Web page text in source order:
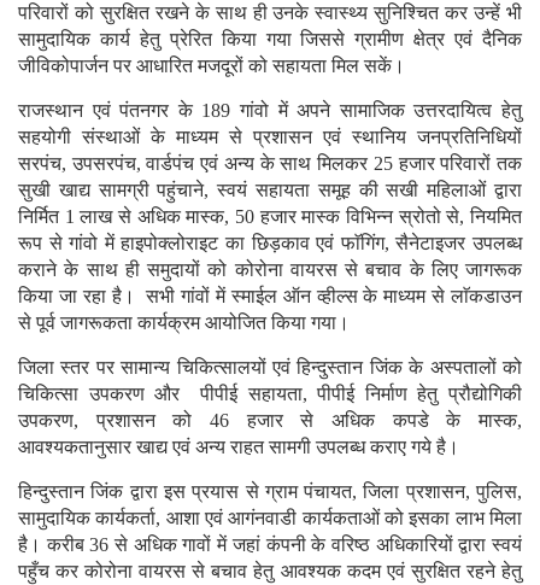
परिवारों को सुरक्षित रखने के साथ ही उनके स्वास्थ्य सुनिश्चित कर उन्हें भी
सामुदायिक कार्य हेतु प्रेरित किया गया जिससे ग्रामीण क्षेत्र एवं दैनिक
जीविकोपार्जन पर आधारित मजदूरों को सहायता मिल सकें।
राजस्थान एवं पंतनगर के 189 गांवो में अपने सामाजिक उत्तरदायित्व हेतु
सहयोगी संस्थाओं के माध्यम से प्रशासन एवं स्थानिय जनप्रतिनिधियों
सरपंच, उपसरपंच, वार्डपंच एवं अन्य के साथ मिलकर 25 हजार परिवारों तक
सुखी खाद्य सामग्री पहुंचाने, स्वयं सहायता समूह की सखी महिलाओं द्वारा
निर्मित 1 लाख से अधिक मास्क, 50 हजार मास्क विभिन्न स्रोतो से, नियमित
रूप से गांवो में हाइपोक्लोराइट का छिड़काव एवं फाॅगिंग, सैनेटाइजर उपलब्ध
कराने के साथ ही समुदायों को कोरोना वायरस से बचाव के लिए जागरूक
किया जा रहा है। सभी गांवों में स्माईल ऑन व्हील्स के माध्यम से लाॅकडाउन
से पूर्व जागरूकता कार्यक्रम आयोजित किया गया।
जिला स्तर पर सामान्य चिकित्सालयों एवं हिन्दुस्तान जिंक के अस्पतालों को
चिकित्सा उपकरण और पीपीई सहायता, पीपीई निर्माण हेतु प्रौद्योगिकी
उपकरण, प्रशासन को 46 हजार से अधिक कपडे के मास्क,
आवश्यकतानुसार खाद्य एवं अन्य राहत सामगी उपलब्ध कराए गये है।
हिन्दुस्तान जिंक द्वारा इस प्रयास से ग्राम पंचायत, जिला प्रशासन, पुलिस,
सामुदायिक कार्यकर्ता, आशा एवं आगंनवाडी कार्यकताओं को इसका लाभ मिला
है। करीब 36 से अधिक गावों में जहां कंपनी के वरिष्ठ अधिकारियों द्वारा स्वयं
पहुँच कर कोरोना वायरस से बचाव हेतु आवश्यक कदम एवं सुरक्षित रहने हेतु